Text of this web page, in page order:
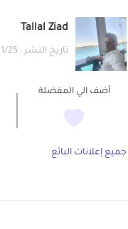
Tallal Ziad
تاريخ النشر : 2024/11/25
أضف الي المفضلة
جميع إعلانات البائع